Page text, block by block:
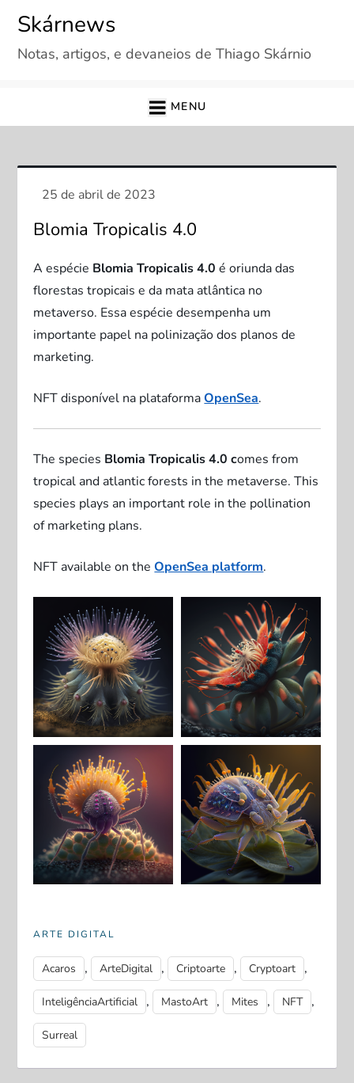
content
Skárnews
Notas, artigos, e devaneios de Thiago Skárnio
MENU
Blomia Tropicalis 4.0
A espécie Blomia Tropicalis 4.0 é oriunda das
florestas tropicais e da mata atlântica no
metaverso. Essa espécie desempenha um
importante papel na polinização dos planos de
marketing.
NFT disponível na plataformaOpenSea.
The species Blomia Tropicalis 4.0 comes from
tropical and atlantic forests in the metaverse. This
species plays an important role in the pollination
of marketing plans.
NFT available on theOpenSea platform.
ARTE DIGITAL
Acaros , ArteDigital , Criptoarte , Cryptoart ,
InteligênciaArtificial , MastoArt , Mites , NFT ,
Surreal